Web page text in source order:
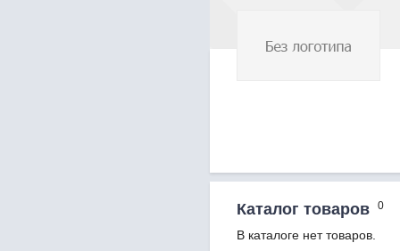
Каталог товаров 0
В каталоге нет товаров.